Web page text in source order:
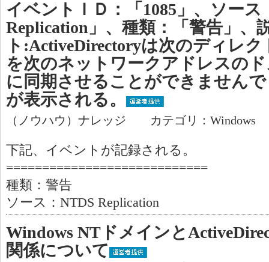
イベントＩＤ：「1085」、ソース
Replication」、種類：「警告」、
ト:ActiveDirectoryは次のディレ
を次のネットワークアドレスの
に同期させることができません
が表示される。
（ノウハウ）ナレッジ カテゴリ：Windows
下記、イベントが記録される。
============================
種類：警告
ソース：NTDS Replication
Windows NTドメインと
関係について